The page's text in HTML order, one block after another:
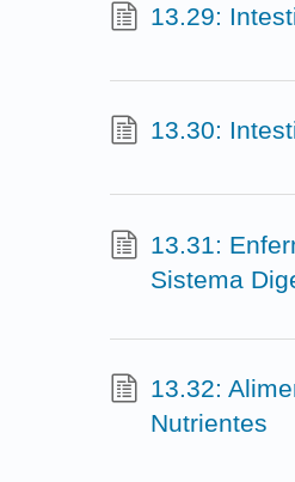
13.29:
13.30:
13.31:
Sistema
13.32:
Nutrientes